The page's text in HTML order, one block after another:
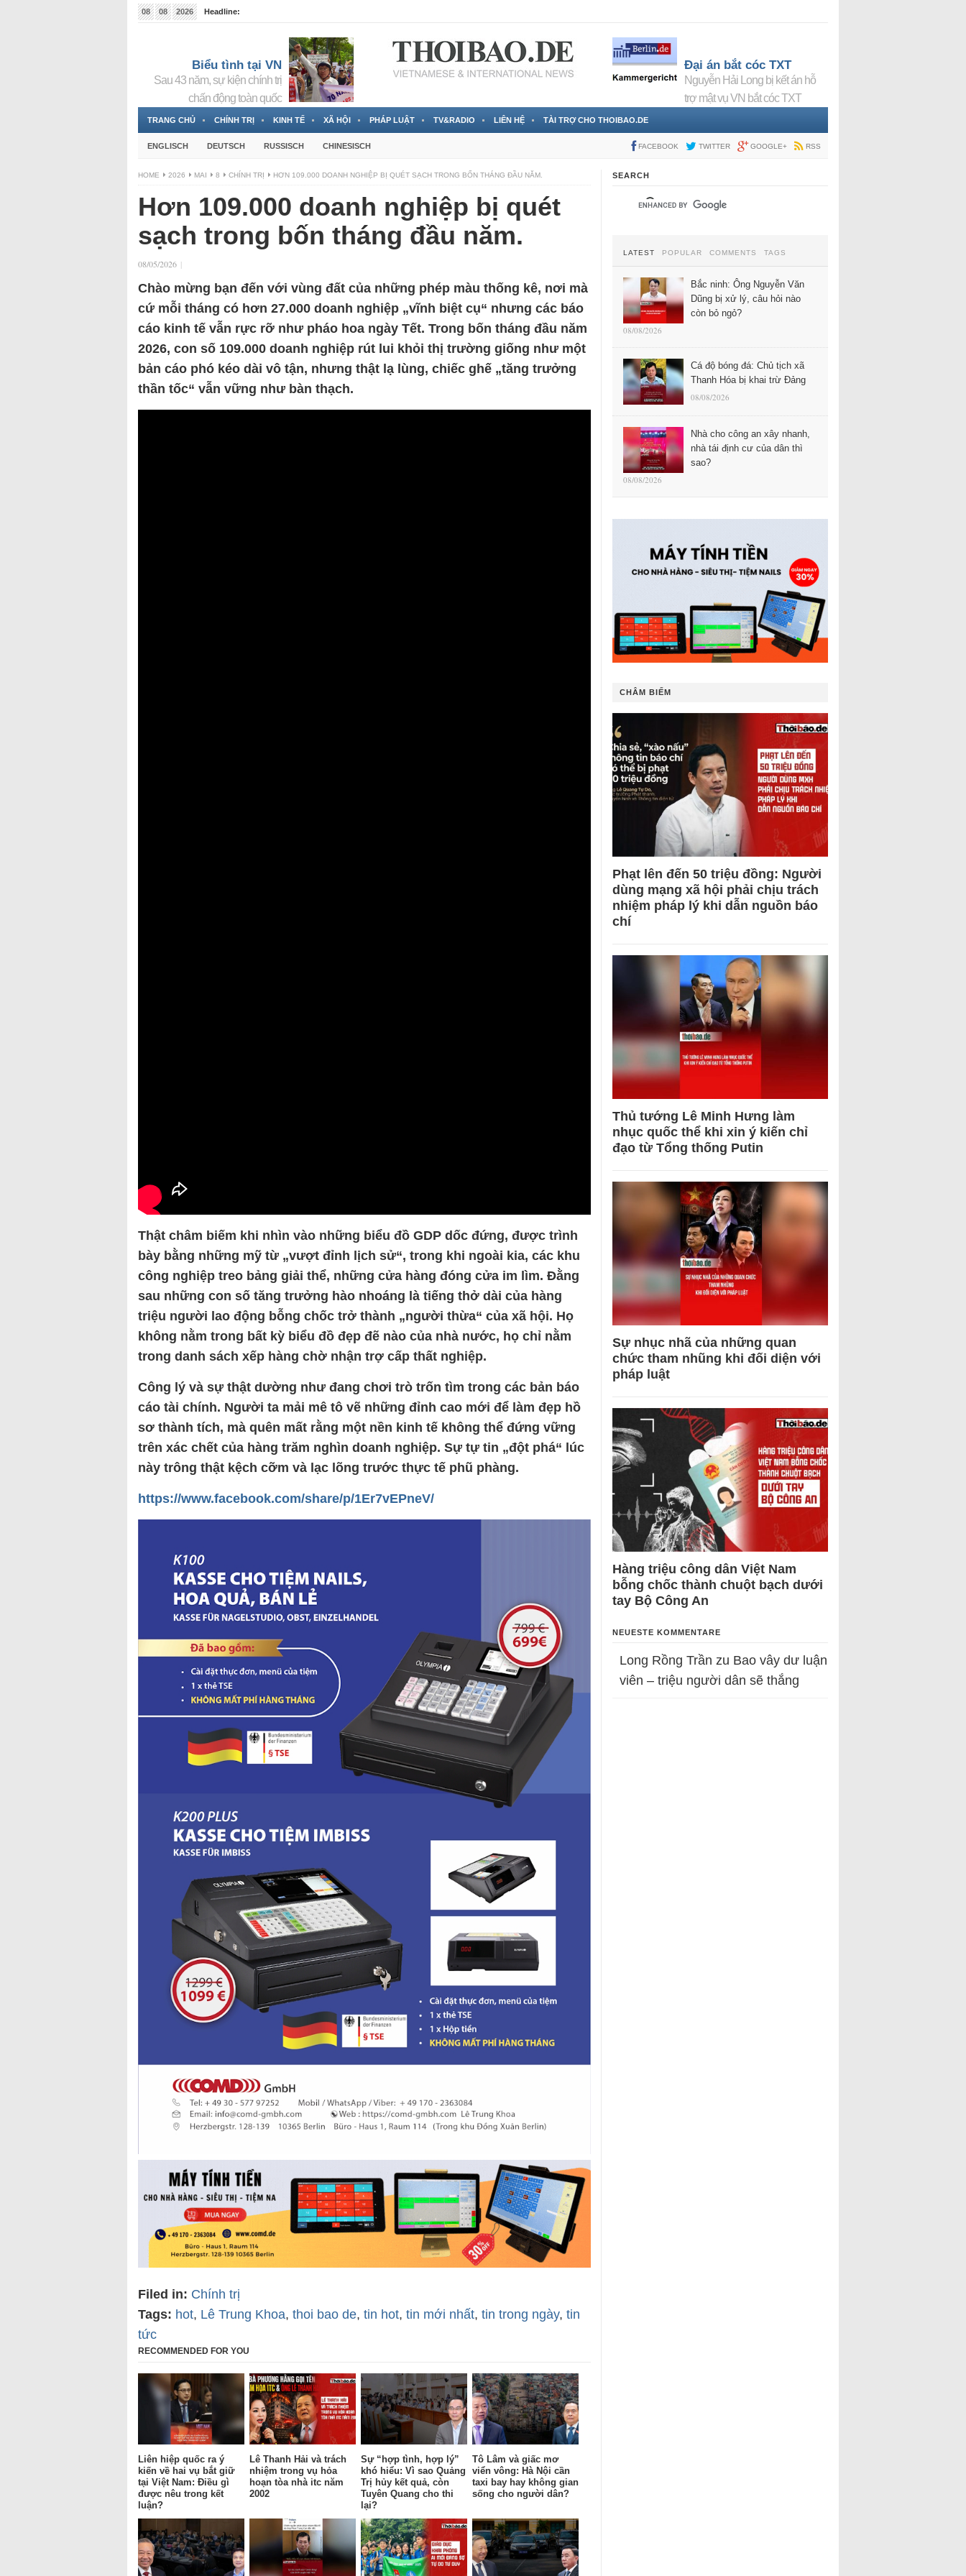
08 08 2026
Headline:
Biểu tình tại VN
Sau 43 năm, sự kiện chính trị
chấn động toàn quốc
Đại án bắt cóc TXT
Nguyễn Hải Long bị kết án hỗ
trợ mật vụ VN bắt cóc TXT
TRANG CHỦ CHÍNH TRỊ KINH TẾ XÃ HỘI PHÁP LUẬT TV&RADIO LIÊN HỆ TÀI TRỢ CHO THOIBAO.DE
ENGLISCH DEUTSCH RUSSISCH CHINESISCH FACEBOOK TWITTER GOOGLE+ RSS
HOME 2026 MAI 8 CHÍNH TRỊ HƠN 109.000 DOANH NGHIỆP BỊ QUÉT SẠCH TRONG BỐN THÁNG ĐẦU NĂM.
Hơn 109.000 doanh nghiệp bị quét
sạch trong bốn tháng đầu năm.
08/05/2026 |
Chào mừng bạn đến với vùng đất của những phép màu thống kê, nơi mà
cứ mỗi tháng có hơn 27.000 doanh nghiệp „vĩnh biệt cụ“ nhưng các báo
cáo kinh tế vẫn rực rỡ như pháo hoa ngày Tết. Trong bốn tháng đầu năm
2026, con số 109.000 doanh nghiệp rút lui khỏi thị trường giống như một
bản cáo phó kéo dài vô tận, nhưng thật lạ lùng, chiếc ghế „tăng trưởng
thần tốc“ vẫn vững như bàn thạch.
Thật châm biếm khi nhìn vào những biểu đồ GDP dốc đứng, được trình
bày bằng những mỹ từ „vượt đỉnh lịch sử“, trong khi ngoài kia, các khu
công nghiệp treo bảng giải thể, những cửa hàng đóng cửa im lìm. Đằng
sau những con số tăng trưởng hào nhoáng là tiếng thở dài của hàng
triệu người lao động bỗng chốc trở thành „người thừa“ của xã hội. Họ
không nằm trong bất kỳ biểu đồ đẹp đẽ nào của nhà nước, họ chỉ nằm
trong danh sách xếp hàng chờ nhận trợ cấp thất nghiệp.
Công lý và sự thật dường như đang chơi trò trốn tìm trong các bản báo
cáo tài chính. Người ta mải mê tô vẽ những đỉnh cao mới để làm đẹp hồ
sơ thành tích, mà quên mất rằng một nền kinh tế không thể đứng vững
trên xác chết của hàng trăm nghìn doanh nghiệp. Sự tự tin „đột phá“ lúc
này trông thật kệch cỡm và lạc lõng trước thực tế phũ phàng.
https://www.facebook.com/share/p/1Er7vEPneV/
Filed in: Chính trị
Tags: hot, Lê Trung Khoa, thoi bao de, tin hot, tin mới nhất, tin trong ngày, tin
tức
RECOMMENDED FOR YOU
Liên hiệp quốc ra ý
kiến về hai vụ bắt giữ
tại Việt Nam: Điều gì
được nêu trong kết
luận?
Lê Thanh Hải và trách
nhiệm trong vụ hỏa
hoạn tòa nhà itc năm
2002
Sự “hợp tình, hợp lý”
khó hiểu: Vì sao Quảng
Trị hủy kết quả, còn
Tuyên Quang cho thi
lại?
Tô Lâm và giấc mơ
viển vông: Hà Nội cần
taxi bay hay không gian
sống cho người dân?
SEARCH
LATEST POPULAR COMMENTS TAGS
Bắc ninh: Ông Nguyễn Văn
Dũng bị xử lý, câu hỏi nào
còn bỏ ngỏ?
08/08/2026
Cá độ bóng đá: Chủ tịch xã
Thanh Hóa bị khai trừ Đảng
08/08/2026
Nhà cho công an xây nhanh,
nhà tái định cư của dân thì
sao?
08/08/2026
CHÂM BIẾM
Phạt lên đến 50 triệu đồng: Người
dùng mạng xã hội phải chịu trách
nhiệm pháp lý khi dẫn nguồn báo
chí
Thủ tướng Lê Minh Hưng làm
nhục quốc thể khi xin ý kiến chỉ
đạo từ Tổng thống Putin
Sự nhục nhã của những quan
chức tham nhũng khi đối diện với
pháp luật
Hàng triệu công dân Việt Nam
bỗng chốc thành chuột bạch dưới
tay Bộ Công An
NEUESTE KOMMENTARE
Long Rồng Trần zu Bao vây dư luận
viên – triệu người dân sẽ thắng